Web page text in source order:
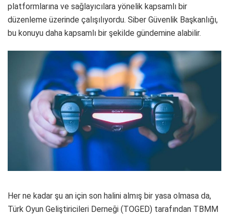
platformlarına ve sağlayıcılara yönelik kapsamlı bir
düzenleme üzerinde çalışılıyordu. Siber Güvenlik Başkanlığı,
bu konuyu daha kapsamlı bir şekilde gündemine alabilir.
Her ne kadar şu an için son halini almış bir yasa olmasa da,
Türk Oyun Geliştiricileri Derneği (TOGED) tarafından TBMM